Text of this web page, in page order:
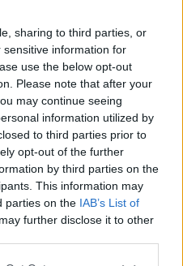
sharing to third parties, or
information for
use the below opt-out
Please note that after your
may continue seeing
information utilized by
to third parties prior to
opt-out of the further
by third parties on the
This information may
parties on the IAB’s List of
further disclose it to other